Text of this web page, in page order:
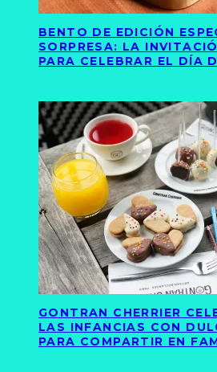
BENTO DE EDICIÓN
SORPRESA: LA
PARA CELEBRAR EL DÍA
GONTRAN CHERRIER
LAS INFANCIAS CON
PARA COMPARTIR EN